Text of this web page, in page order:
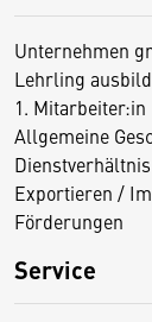
Unternehmen
Lehrling
1. Mitarbeiter:in
Allgemeine
Exportieren /
Förderungen
Service